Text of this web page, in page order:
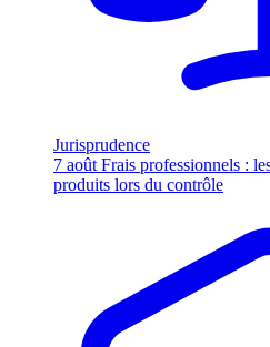
Jurisprudence
7 août Frais professionnels :
produits lors du contrôle